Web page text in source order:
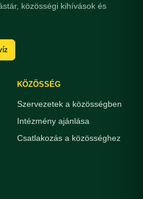
közösségi kihívások és
KÖZÖSSÉG
Szervezetek a közösségben
Intézmény ajánlása
Csatlakozás a közösséghez